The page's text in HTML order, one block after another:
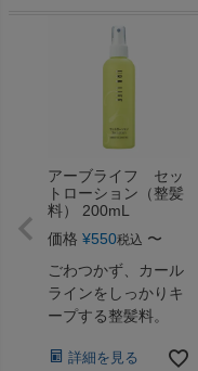
アーブライフ セッ
トローション（整髪
料） 200mL
価格 ¥550税込 〜
ごわつかず、カール
ラインをしっかりキ
ープする整髪料。
詳細を見る